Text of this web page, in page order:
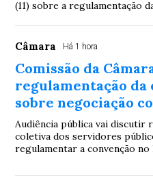
(11) sobre a regulamentação
Câmara Há 1 hora
Comissão da
regulamentação da
sobre negociação
Audiência pública vai discutir
coletiva dos servidores
regulamentar a convenção no